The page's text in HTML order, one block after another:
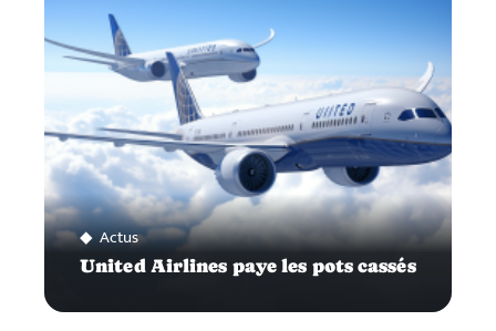
Actus
United Airlines paye les pots cassés